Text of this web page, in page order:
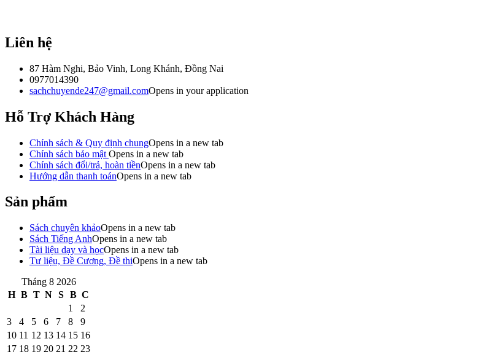
Liên hệ
87 Hàm Nghi, Bảo Vinh, Long Khánh, Đồng Nai
0977014390
sachchuyende247@gmail.comOpens in your application
Hỗ Trợ Khách Hàng
Chính sách & Quy định chungOpens in a new tab
Chính sách bảo mật Opens in a new tab
Chính sách đổi/trả, hoàn tiềnOpens in a new tab
Hướng dẫn thanh toánOpens in a new tab
Sản phẩm
Sách chuyên khảoOpens in a new tab
Sách Tiếng AnhOpens in a new tab
Tài liệu dạy và họcOpens in a new tab
Tư liệu, Đề Cương, Đề thiOpens in a new tab
Tháng 8 2026
H B T N S B C
1
2
3
4 5 6 7 8
9
10 11 12 13 14 15 16
17 18 19 20 21 22 23